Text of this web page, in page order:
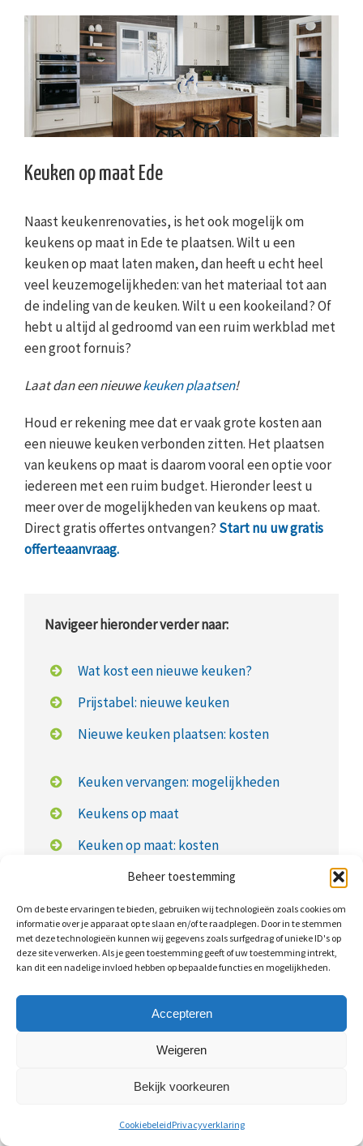
Beheer toestemming
Om de beste ervaringen te bieden, gebruiken wij technologieën zoals cookies om
informatie over je apparaat op te slaan en/of te raadplegen. Door in te stemmen
met deze technologieën kunnen wij gegevens zoals surfgedrag of unieke ID's op
deze site verwerken. Als je geen toestemming geeft of uw toestemming intrekt,
kan dit een nadelige invloed hebben op bepaalde functies en mogelijkheden.
Accepteren
Weigeren
Bekijk voorkeuren
CookiebeleidPrivacyverklaring
Keuken op maat Ede
Naast keukenrenovaties, is het ook mogelijk om
keukens op maat in Ede te plaatsen. Wilt u een
keuken op maat laten maken, dan heeft u echt heel
veel keuzemogelijkheden: van het materiaal tot aan
de indeling van de keuken. Wilt u een kookeiland? Of
hebt u altijd al gedroomd van een ruim werkblad met
een groot fornuis?
Laat dan een nieuwekeuken plaatsen!
Houd er rekening mee dat er vaak grote kosten aan
een nieuwe keuken verbonden zitten. Het plaatsen
van keukens op maat is daarom vooral een optie voor
iedereen met een ruim budget. Hieronder leest u
meer over de mogelijkheden van keukens op maat.
Direct gratis offertes ontvangen? Start nu uw gratis
offerteaanvraag.
Navigeer hieronder verder naar:
Wat kost een nieuwe keuken?
Prijstabel: nieuwe keuken
Nieuwe keuken plaatsen: kosten
Keuken vervangen: mogelijkheden
Keukens op maat
Keuken op maat: kosten
Wat kost een nieuwe keuken?
Keukens op maat zijn iets duurder. Voor een
eenvoudige keuken moet u rekening houden met
€3.000,- tot €5.500,-. Hierbij gaat het om een
keukenapparatuur.
Bij gemiddelde keukens gaat het om een bedrag van